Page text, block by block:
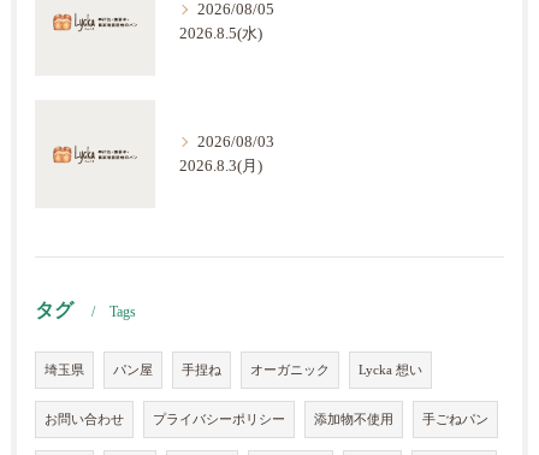
2026/08/05
2026.8.5(水)
2026/08/03
2026.8.3(月)
タグ Tags
埼玉県 パン屋 手捏ね オーガニック Lycka 想い
お問い合わせ プライバシーポリシー 添加物不使用 手ごねパン